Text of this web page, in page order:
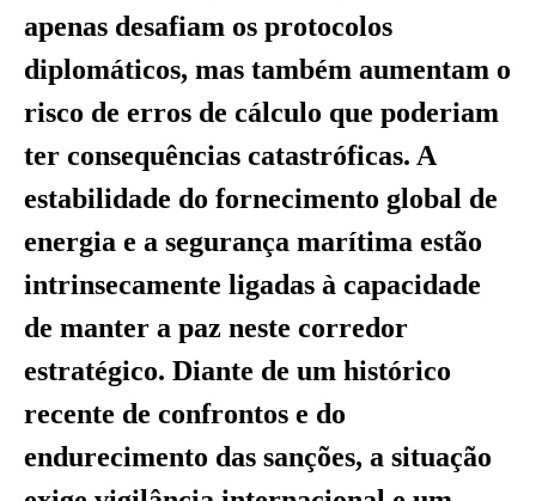
apenas desafiam os protocolos
diplomáticos, mas também aumentam o
risco de erros de cálculo que poderiam
ter consequências catastróficas. A
estabilidade do fornecimento global de
energia e a segurança marítima estão
intrinsecamente ligadas à capacidade
de manter a paz neste corredor
estratégico. Diante de um histórico
recente de confrontos e do
endurecimento das sanções, a situação